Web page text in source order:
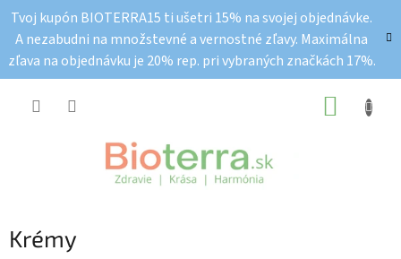
obsah
Tvoj kupón BIOTERRA15 ti ušetri 15% na svojej objednávke.
A nezabudni na množstevné a vernostné zľavy. Maximálna
zľava na objednávku je 20% rep. pri vybraných značkách 17%.
Krémy